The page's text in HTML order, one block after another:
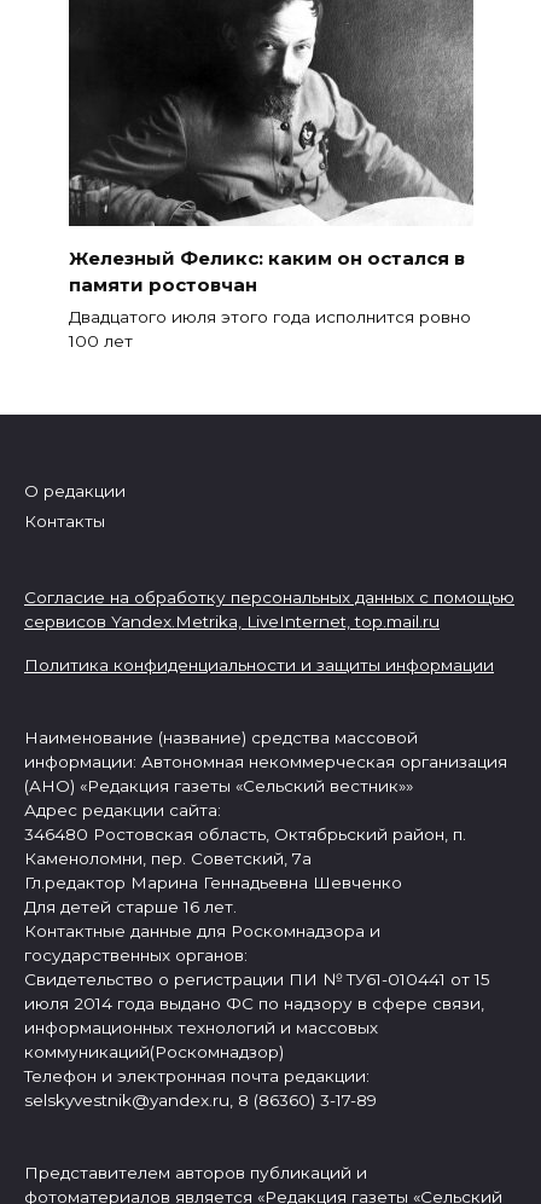
Железный Феликс: каким он остался в
памяти ростовчан
Двадцатого июля этого года исполнится ровно
100 лет
О редакции
Контакты
Согласие на обработку персональных данных с помощью
сервисов Yandex.Metrika, LiveInternet,top.mail.ru
Политика конфиденциальности и защиты информации
Наименование (название) средства массовой
информации: Автономная некоммерческая организация
(АНО) «Редакция газеты «Сельский вестник»»
Адрес редакции сайта:
346480 Ростовская область, Октябрьский район, п.
Каменоломни, пер. Советский, 7а
Гл.редактор Марина Геннадьевна Шевченко
Для детей старше 16 лет.
Контактные данные для Роскомнадзора и
государственных органов:
Свидетельство о регистрации ПИ № ТУ61-010441 от 15
июля 2014 года выдано ФС по надзору в сфере связи,
информационных технологий и массовых
коммуникаций(Роскомнадзор)
Телефон и электронная почта редакции:
selskyvestnik@yandex.ru, 8 (86360) 3-17-89
Представителем авторов публикаций и
фотоматериалов является «Редакция газеты «Сельский